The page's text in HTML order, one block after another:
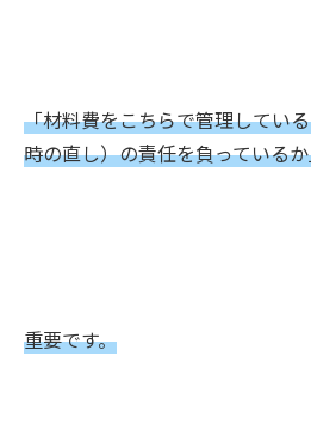
「材料費をこちらで管理してい
時の直し）の責任を負っている
重要です。